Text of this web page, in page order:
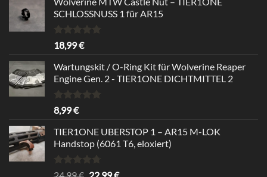
SCHLOSSNUSS 1 für AR15
Rated5.00
out of 5
18,99€
Wartungskit / O-Ring Kit für Wolverine Reaper
Engine Gen. 2 - TIER1ONE DICHTMITTEL 2
Rated
out of 5
8,99€
TIER1ONE UBERSTOP 1 – AR15 M-LOK
Handstop (6061 T6, eloxiert)
Rated4.67OriginalCurrent